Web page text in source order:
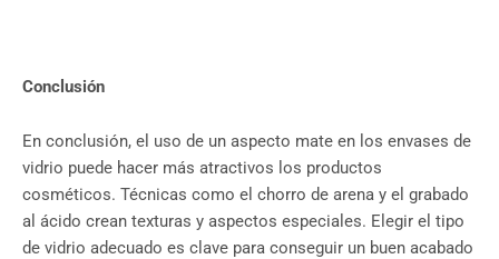
Conclusión
En conclusión, el uso de un aspecto mate en los envases de
vidrio puede hacer más atractivos los productos
cosméticos. Técnicas como el chorro de arena y el grabado
al ácido crean texturas y aspectos especiales. Elegir el tipo
de vidrio adecuado es clave para conseguir un buen acabado